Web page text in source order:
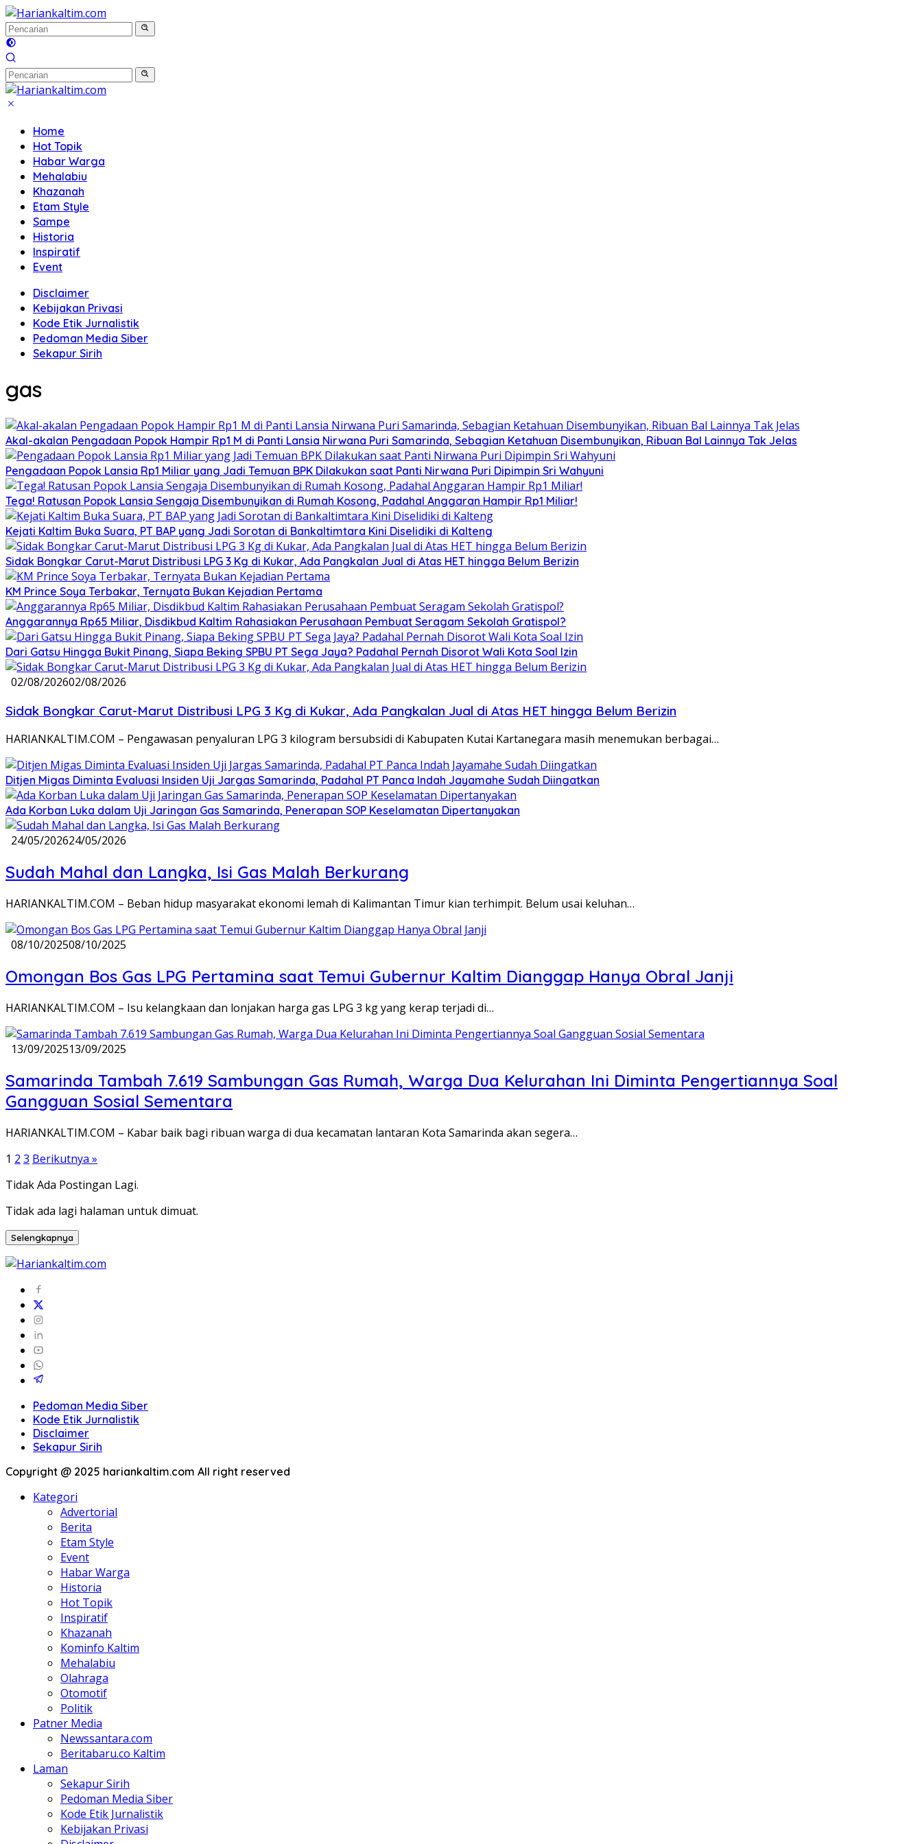
Langsung
ke
konten
Home
Hot Topik
Habar Warga
Mehalabiu
Khazanah
Etam Style
Sampe
Historia
Inspiratif
Event
Disclaimer
Kebijakan Privasi
Kode Etik Jurnalistik
Pedoman Media Siber
Sekapur Sirih
gas
Akal-akalan Pengadaan Popok Hampir Rp1 M di Panti Lansia Nirwana Puri Samarinda, Sebagian Ketahuan Disembunyikan, Ribuan Bal Lainnya Tak Jelas
Pengadaan Popok Lansia Rp1 Miliar yang Jadi Temuan BPK Dilakukan saat Panti Nirwana Puri Dipimpin Sri Wahyuni
Tega! Ratusan Popok Lansia Sengaja Disembunyikan di Rumah Kosong, Padahal Anggaran Hampir Rp1 Miliar!
Kejati Kaltim Buka Suara, PT BAP yang Jadi Sorotan di Bankaltimtara Kini Diselidiki di Kalteng
Sidak Bongkar Carut-Marut Distribusi LPG 3 Kg di Kukar, Ada Pangkalan Jual di Atas HET hingga Belum Berizin
KM Prince Soya Terbakar, Ternyata Bukan Kejadian Pertama
Anggarannya Rp65 Miliar, Disdikbud Kaltim Rahasiakan Perusahaan Pembuat Seragam Sekolah Gratispol?
Dari Gatsu Hingga Bukit Pinang, Siapa Beking SPBU PT Sega Jaya? Padahal Pernah Disorot Wali Kota Soal Izin
02/08/202602/08/2026
Sidak Bongkar Carut-Marut Distribusi LPG 3 Kg di Kukar, Ada Pangkalan Jual di Atas HET hingga Belum Berizin
HARIANKALTIM.COM – Pengawasan penyaluran LPG 3 kilogram bersubsidi di Kabupaten Kutai Kartanegara masih menemukan berbagai…
Ditjen Migas Diminta Evaluasi Insiden Uji Jargas Samarinda, Padahal PT Panca Indah Jayamahe Sudah Diingatkan
Ada Korban Luka dalam Uji Jaringan Gas Samarinda, Penerapan SOP Keselamatan Dipertanyakan
24/05/202624/05/2026
Sudah Mahal dan Langka, Isi Gas Malah Berkurang
HARIANKALTIM.COM – Beban hidup masyarakat ekonomi lemah di Kalimantan Timur kian terhimpit. Belum usai keluhan…
08/10/202508/10/2025
Omongan Bos Gas LPG Pertamina saat Temui Gubernur Kaltim Dianggap Hanya Obral Janji
HARIANKALTIM.COM – Isu kelangkaan dan lonjakan harga gas LPG 3 kg yang kerap terjadi di…
13/09/202513/09/2025
Samarinda Tambah 7.619 Sambungan Gas Rumah, Warga Dua Kelurahan Ini Diminta Pengertiannya Soal
Gangguan Sosial Sementara
HARIANKALTIM.COM – Kabar baik bagi ribuan warga di dua kecamatan lantaran Kota Samarinda akan segera…
Paginasi
pos
1 2 3 Berikutnya »
Tidak Ada Postingan Lagi.
Tidak ada lagi halaman untuk dimuat.
Selengkapnya
Pedoman Media Siber
Kode Etik Jurnalistik
Disclaimer
Sekapur Sirih
Copyright @ 2025 hariankaltim.com All right reserved
Kategori
Advertorial
Berita
Etam Style
Event
Habar Warga
Historia
Hot Topik
Inspiratif
Khazanah
Kominfo Kaltim
Mehalabiu
Olahraga
Otomotif
Politik
Patner Media
Newssantara.com
Beritabaru.co Kaltim
Laman
Sekapur Sirih
Pedoman Media Siber
Kode Etik Jurnalistik
Kebijakan Privasi